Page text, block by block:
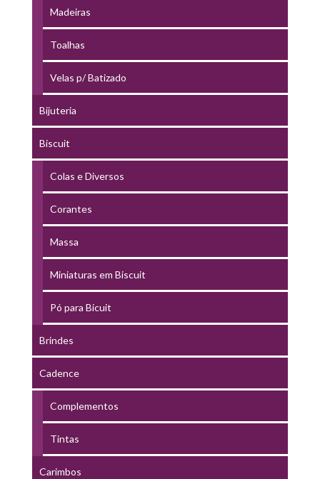
Madeiras
Toalhas
Velas p/ Batizado
Bijuteria
Biscuit
Colas e Diversos
Corantes
Massa
Miniaturas em Biscuit
Pó para Bicuit
Brindes
Cadence
Complementos
Tintas
Carimbos